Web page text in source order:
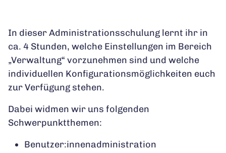
In dieser Administrationsschulung lernt ihr in
ca. 4 Stunden, welche Einstellungen im Bereich
„Verwaltung“ vorzunehmen sind und welche
individuellen Konfigurationsmöglichkeiten euch
zur Verfügung stehen.
Dabei widmen wir uns folgenden
Schwerpunktthemen:
Benutzer:innenadministration